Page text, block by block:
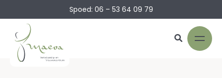
Spoed: 06 – 53 64 09 79